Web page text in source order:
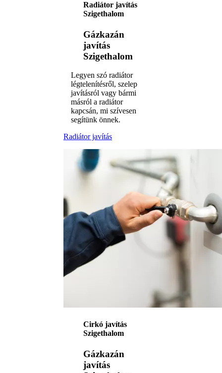
Radiátor javítás
Szigethalom
Gázkazán
javítás
Szigethalom
Legyen szó radiátor
légtelenítésről, szelep
javításról vagy bármi
másról a radiátor
kapcsán, mi szívesen
segítünk önnek.
Radiátor javítás
Cirkó javítás
Szigethalom
Gázkazán
javítás